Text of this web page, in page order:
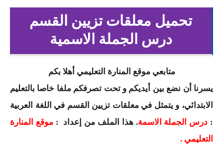
السنة الرابعة ابتدائي
السنة الخامسة ابتدائي
شهادة التعليم الابتدائي
تزيين القسم
التعليم المتوسط
السنة الاولى متوسط
تحميل معلقات تزيين القسم
درس الجملة الاسمية
متابعي موقع المنارة التعليمي أهلا بكم
يسرنا أن نضع بين أيديكم و تحت تصرفكم ملفا خاصا بالتعليم
الابتدائي، و يتمثل في معلقات تزيين القسم في اللغة العربية
: درس الجملة الاسمة. هذا الملف من إعداد :موقع المنارة
التعليمي .